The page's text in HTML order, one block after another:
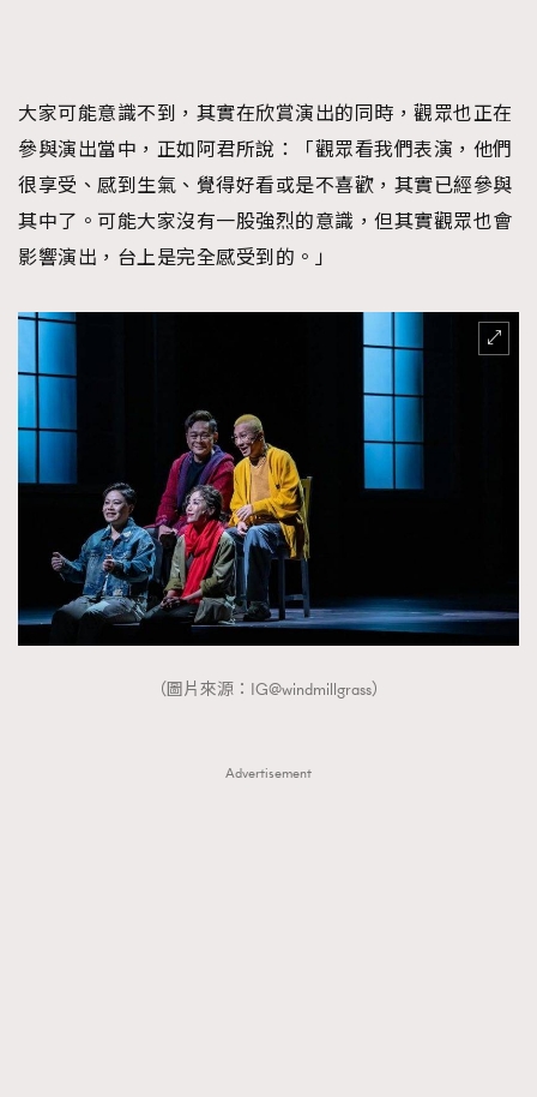
大家可能意識不到，其實在欣賞演出的同時，觀眾也正在
參與演出當中，正如阿君所說：「觀眾看我們表演，他們
很享受、感到生氣、覺得好看或是不喜歡，其實已經參與
其中了。可能大家沒有一股強烈的意識，但其實觀眾也會
影響演出，台上是完全感受到的。」
（圖片來源：IG@windmillgrass）
Advertisement